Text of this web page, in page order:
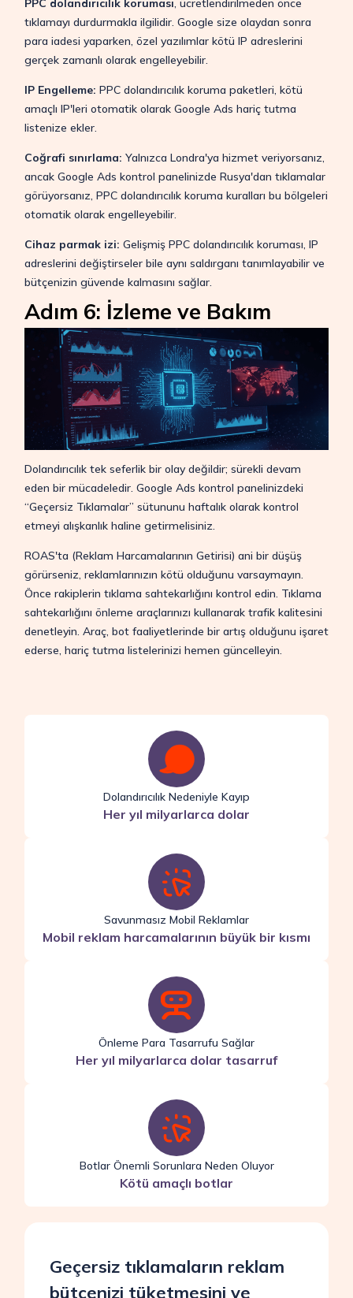
PPC dolandırıcılık koruması, ücretlendirilmeden önce
tıklamayı durdurmakla ilgilidir. Google size olaydan sonra
para iadesi yaparken, özel yazılımlar kötü IP adreslerini
gerçek zamanlı olarak engelleyebilir.
IP Engelleme: PPC dolandırıcılık koruma paketleri, kötü
amaçlı IP'leri otomatik olarak Google Ads hariç tutma
listenize ekler.
Coğrafi sınırlama: Yalnızca Londra'ya hizmet veriyorsanız,
ancak Google Ads kontrol panelinizde Rusya'dan tıklamalar
görüyorsanız, PPC dolandırıcılık koruma kuralları bu bölgeleri
otomatik olarak engelleyebilir.
Cihaz parmak izi: Gelişmiş PPC dolandırıcılık koruması, IP
adreslerini değiştirseler bile aynı saldırganı tanımlayabilir ve
bütçenizin güvende kalmasını sağlar.
Adım 6: İzleme ve Bakım
Dolandırıcılık tek seferlik bir olay değildir; sürekli devam
eden bir mücadeledir. Google Ads kontrol panelinizdeki
“Geçersiz Tıklamalar” sütununu haftalık olarak kontrol
etmeyi alışkanlık haline getirmelisiniz.
ROAS'ta (Reklam Harcamalarının Getirisi) ani bir düşüş
görürseniz, reklamlarınızın kötü olduğunu varsaymayın.
Önce rakiplerin tıklama sahtekarlığını kontrol edin. Tıklama
sahtekarlığını önleme araçlarınızı kullanarak trafik kalitesini
denetleyin. Araç, bot faaliyetlerinde bir artış olduğunu işaret
ederse, hariç tutma listelerinizi hemen güncelleyin.
Dolandırıcılık Nedeniyle Kayıp
Her yıl milyarlarca dolar
Savunmasız Mobil Reklamlar
Mobil reklam harcamalarının büyük bir kısmı
Önleme Para Tasarrufu Sağlar
Her yıl milyarlarca dolar tasarruf
Botlar Önemli Sorunlara Neden Oluyor
Kötü amaçlı botlar
Geçersiz tıklamaların reklam
bütçenizi tüketmesini ve